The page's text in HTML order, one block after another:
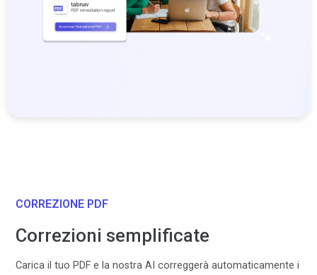
CORREZIONE PDF
Correzioni semplificate
Carica il tuo PDF e la nostra AI correggerà automaticamente i